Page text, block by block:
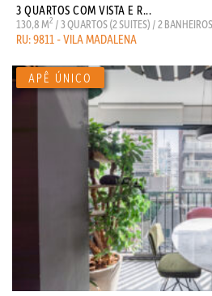
3 QUARTOS COM VISTA E R...
130,8 M2 / 3 QUARTOS (2 SUITES) / 2
RU: 9811 - VILA MADALENA